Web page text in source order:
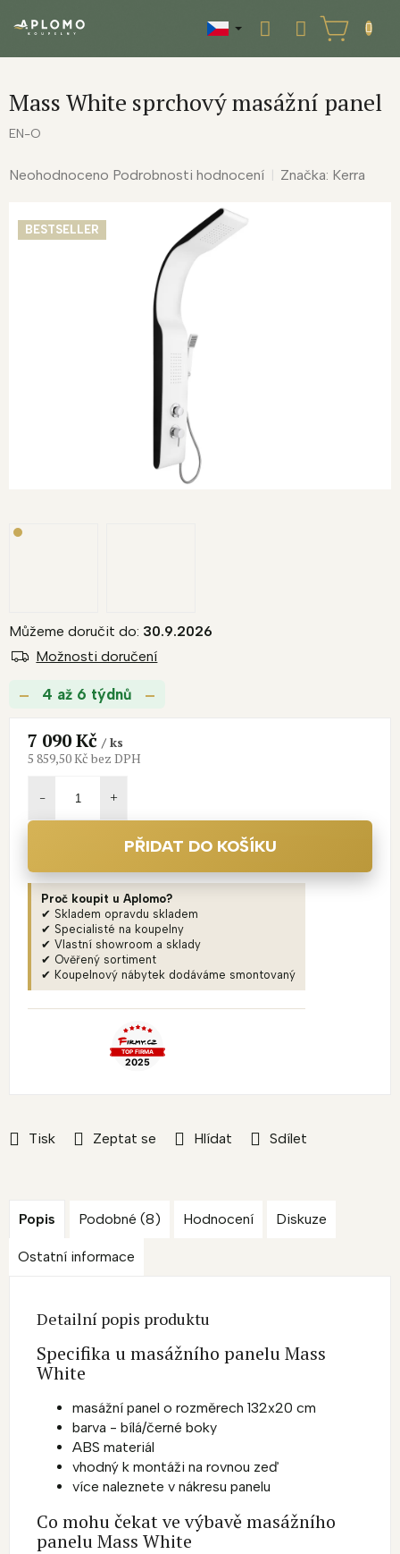
NÁKUPNÍ
KOŠÍK
Mass White sprchový masážní panel
EN-O
Průměrné
Neohodnoceno Podrobnosti hodnocení Značka: Kerra
BESTSELLER
4 až 6 týdnů
Můžeme doručit do: 30.9.2026
Možnosti doručení
Tisk Zeptat se Hlídat Sdílet
7 090 Kč/ ks
5 859,50 Kč bez DPH
PŘIDAT DO KOŠÍKU
Proč koupit u Aplomo?
✔ Skladem opravdu skladem
✔ Specialisté na koupelny
✔ Vlastní showroom a sklady
✔ Ověřený sortiment
✔ Koupelnový nábytek dodáváme smontovaný
Popis Podobné (8) Hodnocení Diskuze
Ostatní informace
Detailní popis produktu
Specifika u masážního panelu Mass
White
masážní panel o rozměrech 132x20 cm
barva - bílá/černé boky
ABS materiál
vhodný k montáži na rovnou zeď
více naleznete v nákresu panelu
Co mohu čekat ve výbavě masážního
panelu Mass White